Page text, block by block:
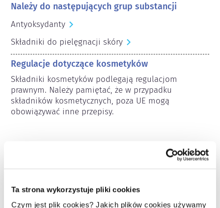
Ta strona wykorzystuje pliki cookies
Czym jest plik cookies? Jakich plików cookies używamy
Należy do następujących grup substancji
Antyoksydanty
Składniki do pielęgnacji skóry
Regulacje dotyczące kosmetyków
Składniki kosmetyków podlegają regulacjom
prawnym. Należy pamiętać, że w przypadku
składników kosmetycznych, poza UE mogą
obowiązywać inne przepisy.
Poznaj swoje kosmetyki
W jaki sposób zapewnia się